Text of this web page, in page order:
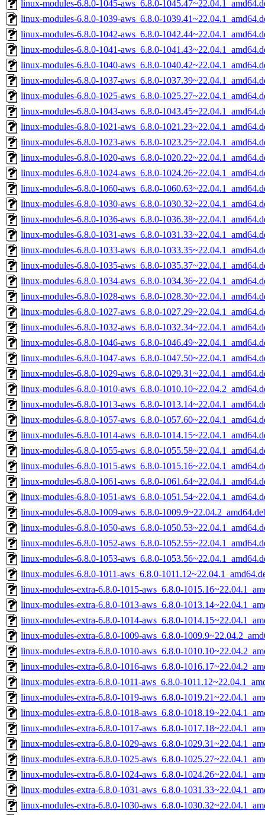
linux-modules-6.8.0-1045-aws_6.8.0-
linux-modules-6.8.0-1039-aws_6.8.0-
linux-modules-6.8.0-1042-aws_6.8.0-
linux-modules-6.8.0-1041-aws_6.8.0-
linux-modules-6.8.0-1040-aws_6.8.0-
linux-modules-6.8.0-1037-aws_6.8.0-
linux-modules-6.8.0-1025-aws_6.8.0-
linux-modules-6.8.0-1043-aws_6.8.0-
linux-modules-6.8.0-1021-aws_6.8.0-
linux-modules-6.8.0-1023-aws_6.8.0-
linux-modules-6.8.0-1020-aws_6.8.0-
linux-modules-6.8.0-1024-aws_6.8.0-
linux-modules-6.8.0-1060-aws_6.8.0-
linux-modules-6.8.0-1030-aws_6.8.0-
linux-modules-6.8.0-1036-aws_6.8.0-
linux-modules-6.8.0-1031-aws_6.8.0-
linux-modules-6.8.0-1033-aws_6.8.0-
linux-modules-6.8.0-1035-aws_6.8.0-
linux-modules-6.8.0-1034-aws_6.8.0-
linux-modules-6.8.0-1028-aws_6.8.0-
linux-modules-6.8.0-1027-aws_6.8.0-
linux-modules-6.8.0-1032-aws_6.8.0-
linux-modules-6.8.0-1046-aws_6.8.0-
linux-modules-6.8.0-1047-aws_6.8.0-
linux-modules-6.8.0-1029-aws_6.8.0-
linux-modules-6.8.0-1010-aws_6.8.0-
linux-modules-6.8.0-1013-aws_6.8.0-
linux-modules-6.8.0-1057-aws_6.8.0-
linux-modules-6.8.0-1014-aws_6.8.0-
linux-modules-6.8.0-1055-aws_6.8.0-
linux-modules-6.8.0-1015-aws_6.8.0-
linux-modules-6.8.0-1061-aws_6.8.0-
linux-modules-6.8.0-1051-aws_6.8.0-
linux-modules-6.8.0-1009-aws_6.8.0-
linux-modules-6.8.0-1050-aws_6.8.0-
linux-modules-6.8.0-1052-aws_6.8.0-
linux-modules-6.8.0-1053-aws_6.8.0-
linux-modules-6.8.0-1011-aws_6.8.0-
linux-modules-extra-6.8.0-1015-aws_6.8.0-
linux-modules-extra-6.8.0-1013-aws_6.8.0-
linux-modules-extra-6.8.0-1014-aws_6.8.0-
linux-modules-extra-6.8.0-1009-aws_6.8.0-
linux-modules-extra-6.8.0-1010-aws_6.8.0-
linux-modules-extra-6.8.0-1016-aws_6.8.0-
linux-modules-extra-6.8.0-1011-aws_6.8.0-
linux-modules-extra-6.8.0-1019-aws_6.8.0-
linux-modules-extra-6.8.0-1018-aws_6.8.0-
linux-modules-extra-6.8.0-1017-aws_6.8.0-
linux-modules-extra-6.8.0-1029-aws_6.8.0-
linux-modules-extra-6.8.0-1025-aws_6.8.0-
linux-modules-extra-6.8.0-1024-aws_6.8.0-
linux-modules-extra-6.8.0-1031-aws_6.8.0-
linux-modules-extra-6.8.0-1030-aws_6.8.0-